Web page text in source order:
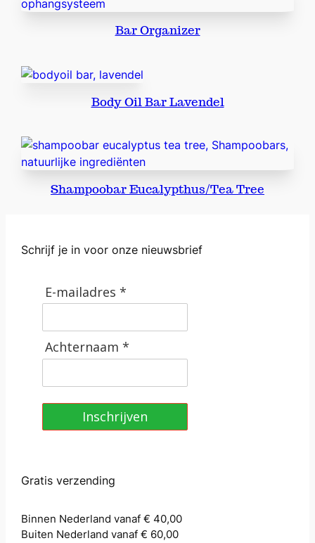
Bar Organizer
Body Oil Bar Lavendel
Shampoobar Eucalypthus/Tea Tree
Schrijf je in voor onze nieuwsbrief
E-mailadres *
Achternaam *
Inschrijven
Gratis verzending
Binnen Nederland vanaf € 40,00
Buiten Nederland vanaf € 60,00